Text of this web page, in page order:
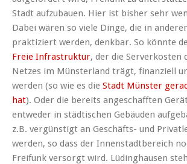
Stadt aufzubauen. Hier ist bisher sehr
Dabei wären so viele Dinge, die in
praktiziert werden, denkbar. So könnte
Freie Infrastruktur, der die Serverkosten
Netzes im Münsterland trägt, finanziell
werden (so wie es die Stadt Münster
hat). Oder die bereits angeschafften
entweder in städtischen Gebäuden
z.B. vergünstigt an Geschäfts- und
werden, so dass der Innenstadtbereich
Freifunk versorgt wird. Lüdinghausen